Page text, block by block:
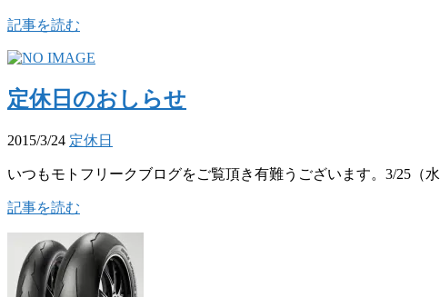
記事を読む
定休日のおしらせ
2015/3/24 定休日
いつもモトフリークブログをご覧頂き有難うございます。3/25（
記事を読む